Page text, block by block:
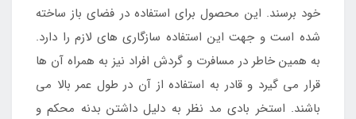
خود برسند. این محصول برای استفاده در فضای باز ساخته
شده است و جهت این استفاده سازگاری های لازم را دارد.
به همین خاطر در مسافرت و گردش افراد نیز به همراه آن ها
قرار می گیرد و قادر به استفاده از آن در طول عمر بالا می
باشند. استخر بادی مد نظر به دلیل داشتن بدنه محکم و